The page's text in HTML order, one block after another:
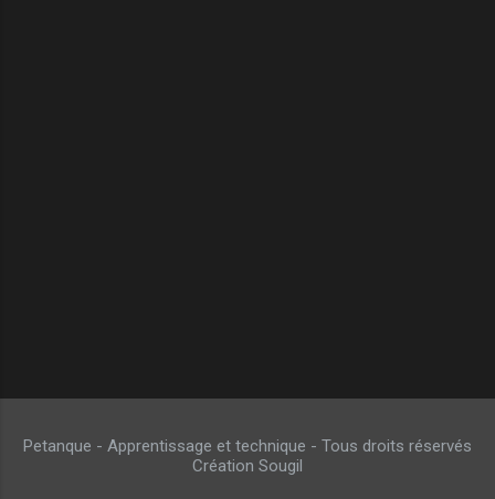
Petanque - Apprentissage et technique - Tous droits réservés
Création Sougil